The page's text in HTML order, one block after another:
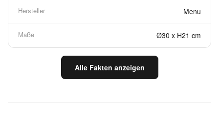
Hersteller Menu
Maße Ø30 x H21 cm
Alle Fakten anzeigen